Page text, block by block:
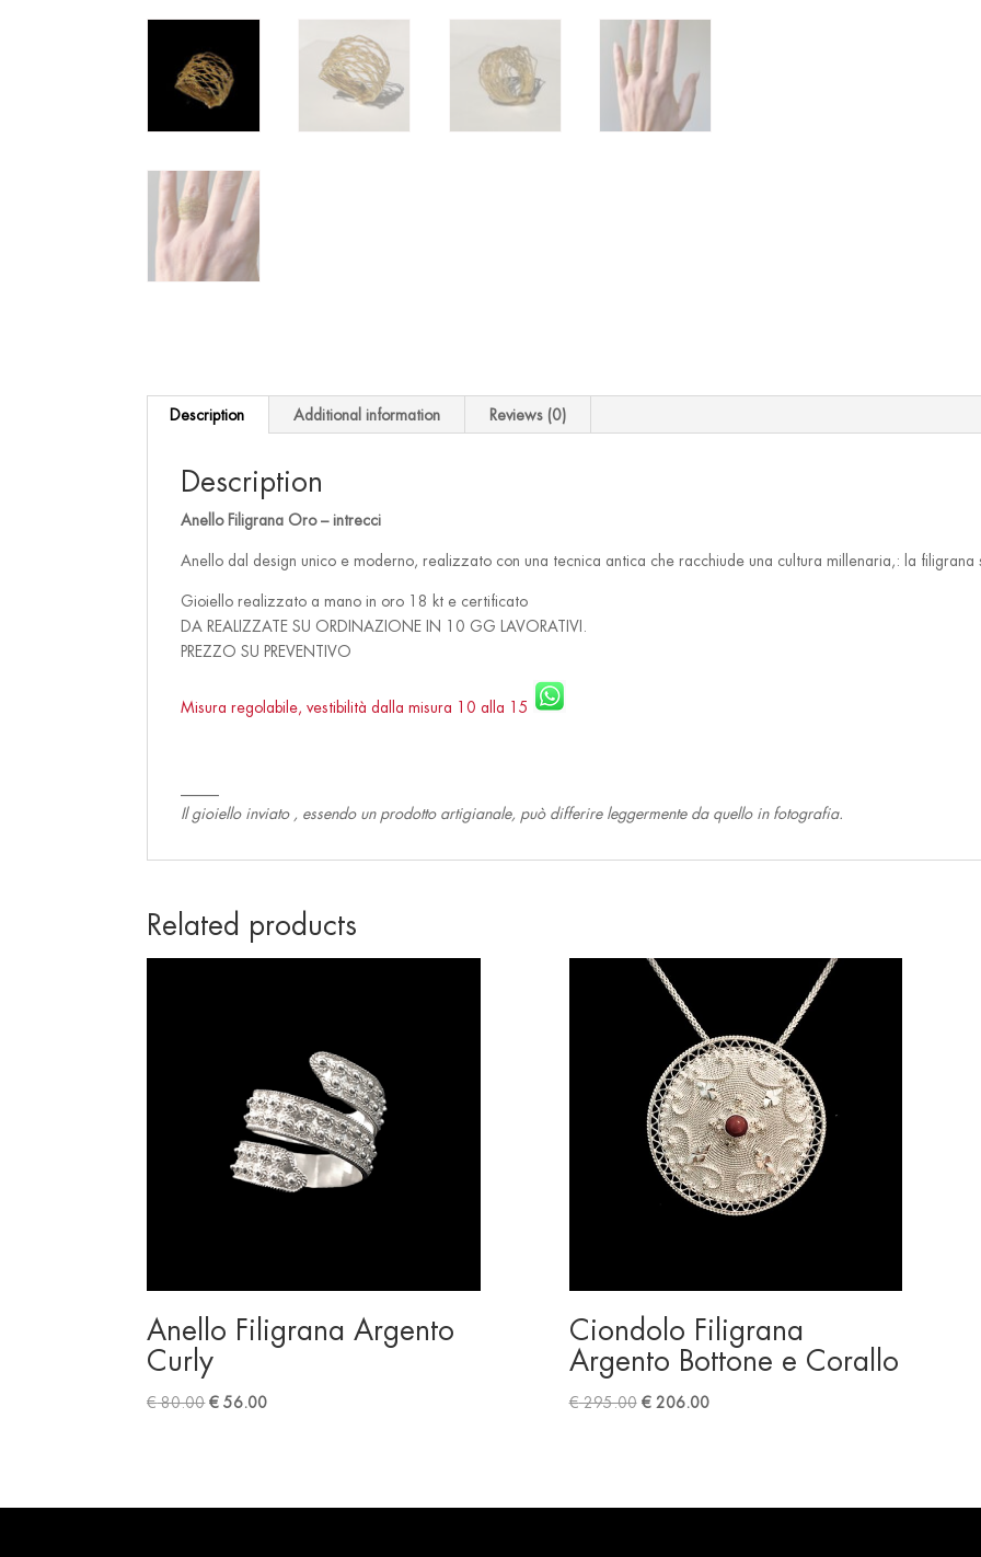
Description Additional information Reviews (0)
Description
Anello Filigrana Oro – intrecci
Anello dal design unico e moderno, realizzato con una tecnica antica che racchiude una cultura millenaria,: la filigrana
Gioiello realizzato a mano in oro 18 kt e certificato
DA REALIZZATE SU ORDINAZIONE IN 10 GG LAVORATIVI.
PREZZO SU PREVENTIVO
Misura regolabile, vestibilità dalla misura 10 alla 15
Il gioiello inviato , essendo un prodotto artigianale, può differire leggermente da quello in fotografia.
Related products
Anello Filigrana Argento
Curly
€80.00Original
€ 56.00Current
Ciondolo Filigrana
Argento Bottone e Corallo
€295.00 Original
€206.00Current